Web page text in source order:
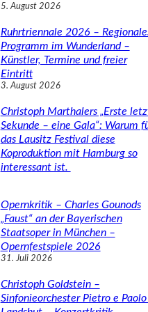
5. August 2026
Ruhrtriennale 2026 –
Programm im Wunderland –
Künstler, Termine und freier
Eintritt
3. August 2026
Christoph Marthalers „Erste
Sekunde – eine Gala“: Warum
das Lausitz Festival diese
Koproduktion mit Hamburg so
interessant ist.
Opernkritik – Charles Gounods
„Faust“ an der Bayerischen
Staatsoper in München –
Opernfestspiele 2026
31. Juli 2026
Christoph Goldstein –
Sinfonieorchester Pietro e